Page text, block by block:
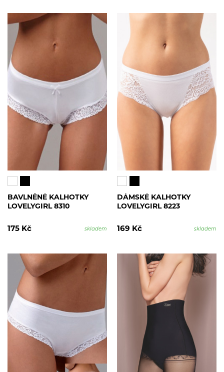
BAVLNĚNÉ KALHOTKY
LOVELYGIRL 8310
175 Kč skladem
DÁMSKÉ KALHOTKY
LOVELYGIRL 8223
169 Kč skladem